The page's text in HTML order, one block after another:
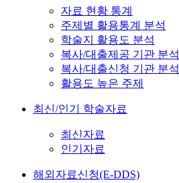
자료 현황 통계
주제별 활용통계 분석
학술지 활용도 분석
복사/대출제공 기관 분석
복사/대출신청 기관 분석
활용도 높은 주제
최신/인기 학술자료
최신자료
인기자료
해외자료신청(E-DDS)